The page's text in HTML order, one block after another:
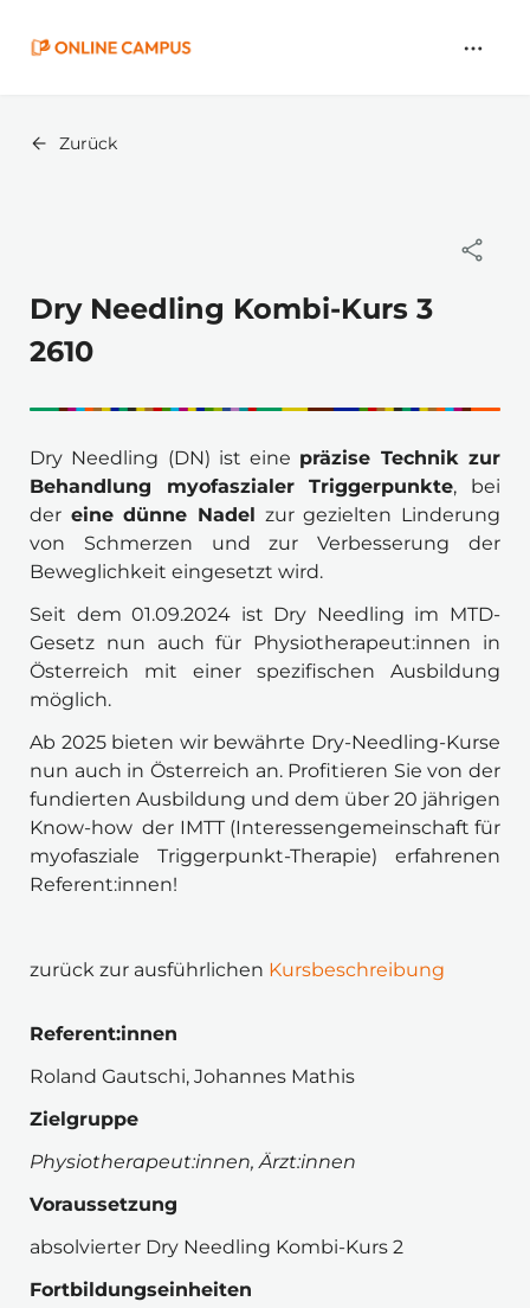
Zurück
Dry Needling Kombi-Kurs 3
2610
Dry Needling (DN) ist eine präzise Technik zur
Behandlung myofaszialer Triggerpunkte, bei
der eine dünne Nadel zur gezielten Linderung
von Schmerzen und zur Verbesserung der
Beweglichkeit eingesetzt wird.
Seit dem 01.09.2024 ist Dry Needling im MTD-
Gesetz nun auch für Physiotherapeut:innen in
Österreich mit einer spezifischen Ausbildung
möglich.
Ab 2025 bieten wir bewährte Dry-Needling-Kurse
nun auch in Österreich an. Profitieren Sie von der
fundierten Ausbildung und dem über 20 jährigen
Know-how  der IMTT (Interessengemeinschaft für
myofasziale Triggerpunkt-Therapie) erfahrenen
Referent:innen!
zurück zur ausführlichen Kursbeschreibung
Referent:innen
Roland Gautschi, Johannes Mathis
Zielgruppe
Physiotherapeut:innen, Ärzt:innen
Voraussetzung
absolvierter Dry Needling Kombi-Kurs 2
Fortbildungseinheiten